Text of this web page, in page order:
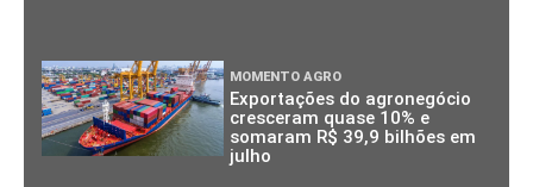
MOMENTO AGRO
Exportações do agronegócio
cresceram quase 10% e
somaram R$ 39,9 bilhões em
julho